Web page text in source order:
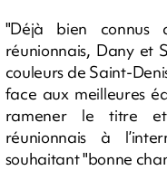
"Déjà bien connus
réunionnais, Dany et
couleurs de Saint-
face aux meilleures
ramener le titre
réunionnais à
souhaitant "bonne